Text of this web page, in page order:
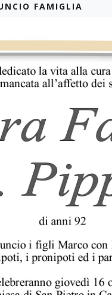
FAMIGLIA